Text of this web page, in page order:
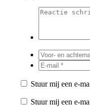
Stuur mij een e-
Stuur mij een e-